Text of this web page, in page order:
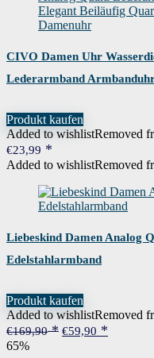
CIVO Damen Uhr
Lederarmband
Produkt kaufen
Added to wishlistRemoved
€23,99
Added to wishlistRemoved
Liebeskind Damen Analog
Edelstahlarmband
Produkt kaufen
Added to wishlistRemoved
€169,90
Ursprünglicher
€59,90
65%